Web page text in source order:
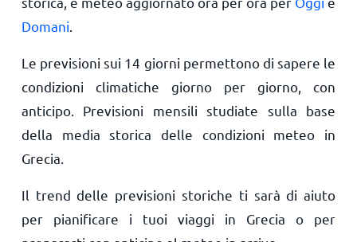
Domani
Le previsioni sui 14 giorni permettono di sapere le
condizioni climatiche giorno per giorno, con
anticipo. Previsioni mensili studiate sulla base
della media storica delle condizioni meteo in
Grecia.
Il trend delle previsioni storiche ti sarà di aiuto
per pianificare i tuoi viaggi in Grecia o per